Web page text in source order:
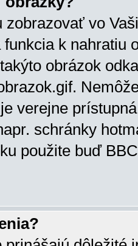
zobrazovať vo
k nahratiu
obrázok
verejne
schránky
použite buď